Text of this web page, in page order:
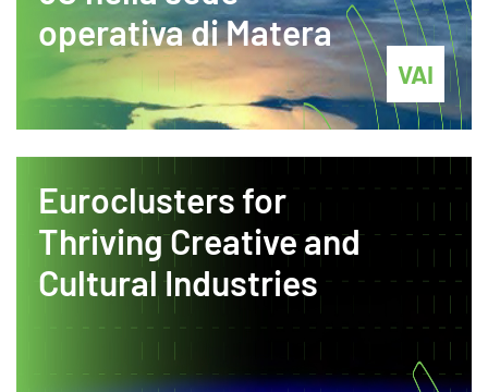
operativa di Matera
VAI
Euroclusters for
Thriving Creative and
Cultural Industries